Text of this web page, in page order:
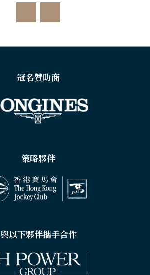
NEW
冠名贊助商
策略夥伴
與以下夥伴攜手合作